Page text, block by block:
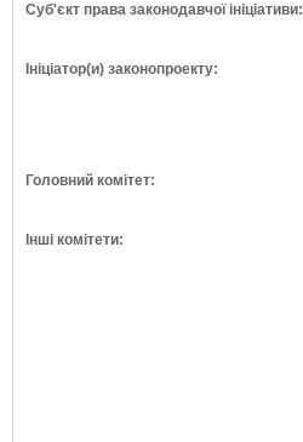
Суб'єкт права законодавчої ініціативи:
Ініціатор(и) законопроекту:
Головний комітет:
Інші комітети: